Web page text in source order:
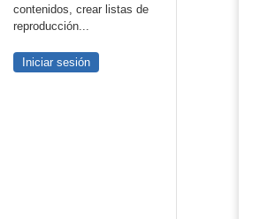
contenidos, crear listas de
reproducción...
Iniciar sesión